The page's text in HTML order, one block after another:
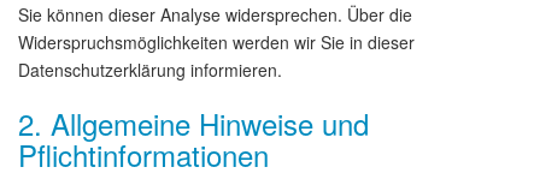
Sie können dieser Analyse widersprechen. Über die
Widerspruchsmöglichkeiten werden wir Sie in dieser
Datenschutzerklärung informieren.
2. Allgemeine Hinweise und
Pflichtinformationen